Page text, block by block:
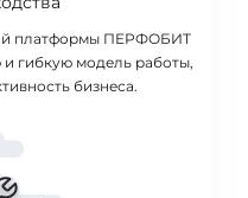
платформы ПЕРФОБИТ
и гибкую модель работы,
бизнеса.